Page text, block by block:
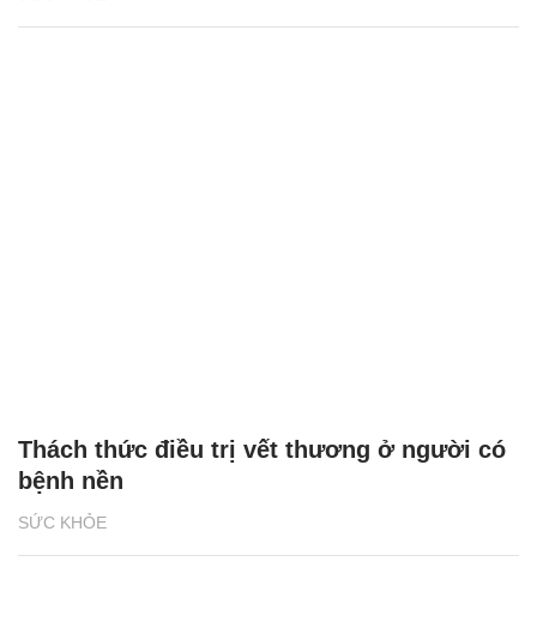
SỨC KHỎE
Thách thức điều trị vết thương ở người có
bệnh nền